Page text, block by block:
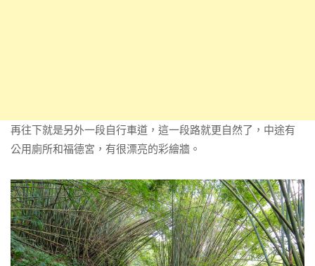
再往下就是另外一段自行車道，這一段路就更自然了，中途有
公用廁所和福德宮，有很漂亮的彩繪牆。